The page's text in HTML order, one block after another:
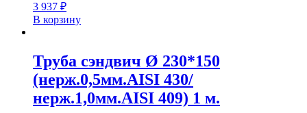
3 937 ₽
В корзину
Труба сэндвич Ø 230*150
(нерж.0,5мм.AISI 430/
нерж.1,0мм.AISI 409) 1 м.